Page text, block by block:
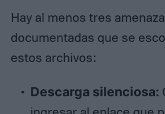
Hay al menos tres
documentadas que se
estos archivos:
Descarga silenciosa: